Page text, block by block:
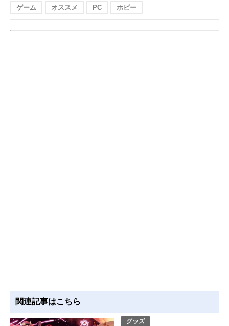
ゲーム オススメ PC ホビー
関連記事はこちら
グッズ